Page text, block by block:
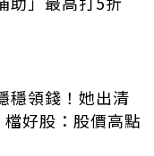
穩領錢！她出清
好股：股價高點